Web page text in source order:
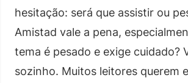
hesitação: será que assistir ou
Amistad vale a pena,
tema é pesado e exige cuidado?
sozinho. Muitos leitores querem